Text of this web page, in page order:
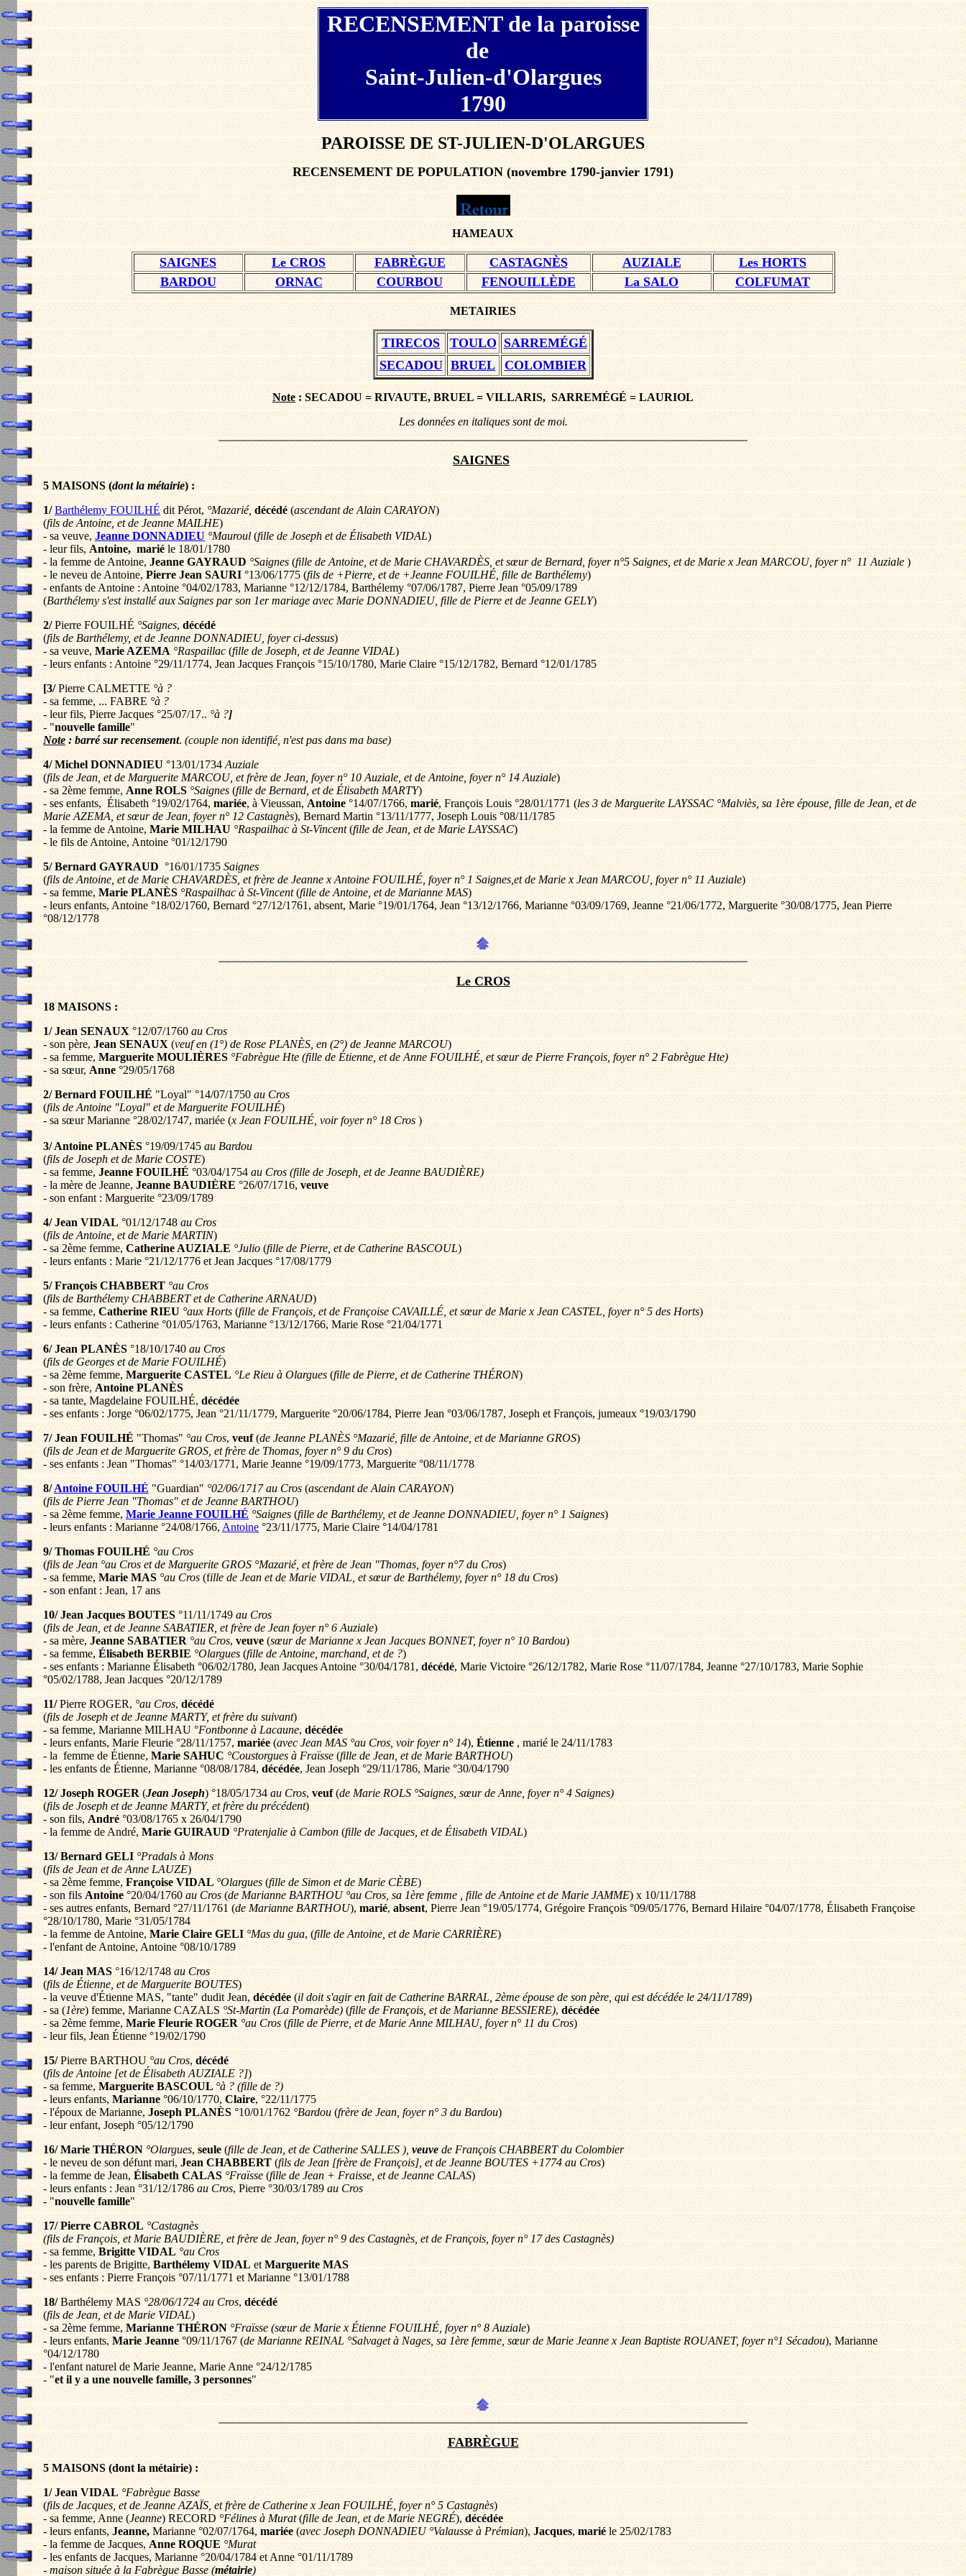
RECENSEMENT de la paroisse
de
Saint-Julien-d'Olargues
1790
PAROISSE DE ST-JULIEN-D'OLARGUES
RECENSEMENT DE POPULATION (novembre 1790-janvier 1791)
HAMEAUX
SAIGNES Le CROS FABRÈGUE CASTAGNÈS AUZIALE
Les HORTS
BARDOU
ORNAC COURBOU FENOUILLÈDE La SALO COLFUMAT
METAIRIES
TIRECOS TOULO SARREMÉGÉ
SECADOU BRUEL COLOMBIER
Note: SECADOU = RIVAUTE, BRUEL = VILLARIS, SARREMÉGÉ = LAURIOL
Les données en italiques sont de moi.
SAIGNES
5 MAISONS (dont la métairie) :
1/ Barthélemy FOUILHÉdit Pérot,°Mazarié,décédé(ascendant de Alain CARAYON)
(fils de Antoine, et de Jeanne MAILHE)
- sa veuve,Jeanne DONNADIEU °Mauroul(fille de Joseph et de Élisabeth VIDAL)
- leur fils,Antoine, mariéle 18/01/1780
- la femme de Antoine,Jeanne GAYRAUD°Saignes(fille de Antoine, et de Marie CHAVARDÈS, et sœur de Bernard, foyer n°5 Saignes, et de Marie x Jean MARCOU, foyer n° 11 Auziale)
- le neveu de Antoine,Pierre Jean SAURI°13/06/1775 (fils de +Pierre, et de +Jeanne FOUILHÉ, fille de Barthélemy)
- enfants de Antoine : Antoine °04/02/1783, Marianne °12/12/1784, Barthélemy °07/06/1787, Pierre Jean °05/09/1789
(Barthélemy s'est installé aux Saignes par son 1er mariage avec Marie DONNADIEU, fille de Pierre et de Jeanne GELY)
2/Pierre FOUILHÉ°Saignes,décédé
(fils de Barthélemy, et de Jeanne DONNADIEU, foyer ci-dessus)
- sa veuve,Marie AZEMA °Raspaillac(fille de Joseph, et de Jeanne VIDAL)
- leurs enfants : Antoine °29/11/1774, Jean Jacques François °15/10/1780, Marie Claire °15/12/1782, Bernard °12/01/1785
[3/Pierre CALMETTE°à ?
- sa femme, ... FABRE°à ?
- leur fils, Pierre Jacques °25/07/17..°à ?]
- "nouvelle famille"
Note: barré sur recensement.(couple non identifié, n'est pas dans ma base)
4/ Michel DONNADIEU°13/01/1734Auziale
(fils de Jean, et de Marguerite MARCOU, et frère de Jean, foyer n° 10 Auziale, et de Antoine, foyer n° 14 Auziale)
- sa 2ème femme,Anne ROLS°Saignes(fille de Bernard, et de Élisabeth MARTY)
- ses enfants, Élisabeth °19/02/1764,mariée, à Vieussan,Antoine°14/07/1766,marié, François Louis °28/01/1771 (les 3 de Marguerite LAYSSAC °Malviès, sa 1ère épouse, fille de Jean, et de
Marie AZEMA, et sœur de Jean, foyer n° 12 Castagnès), Bernard Martin °13/11/1777, Joseph Louis °08/11/1785
- la femme de Antoine,Marie MILHAU °Raspailhac à St-Vincent(fille de Jean, et de Marie LAYSSAC)
- le fils de Antoine, Antoine °01/12/1790
5/ Bernard GAYRAUD°16/01/1735Saignes
(fils de Antoine, et de Marie CHAVARDÈS, et frère de Jeanne x Antoine FOUILHÉ, foyer n° 1 Saignes,et de Marie x Jean MARCOU, foyer n° 11 Auziale)
- sa femme,Marie PLANÈS°Raspailhac à St-Vincent(fille de Antoine, et de Marianne MAS)
- leurs enfants, Antoine °18/02/1760, Bernard °27/12/1761, absent, Marie °19/01/1764, Jean °13/12/1766, Marianne °03/09/1769, Jeanne °21/06/1772, Marguerite °30/08/1775, Jean Pierre
°08/12/1778
Le CROS
18 MAISONS :
1/Jean SENAUX°12/07/1760au Cros
- son père,Jean SENAUX(veuf en (1°) de Rose PLANÈS, en (2°) de Jeanne MARCOU)
- sa femme,Marguerite MOULIÈRES°Fabrègue Hte (fille de Étienne, et de Anne FOUILHÉ, et sœur de Pierre François, foyer n° 2 Fabrègue Hte)
- sa sœur,Anne°29/05/1768
2/ Bernard FOUILHÉ"Loyal" °14/07/1750au Cros
(fils de Antoine "Loyal" et de Marguerite FOUILHÉ)
- sa sœur Marianne °28/02/1747, mariée (x Jean FOUILHÉ, voir foyer n° 18 Cros)
3/ Antoine PLANÈS°19/09/1745au Bardou
(fils de Joseph et de Marie COSTE)
- sa femme,Jeanne FOUILHÉ°03/04/1754au Cros (fille de Joseph, et de Jeanne BAUDIÈRE)
- la mère de Jeanne,Jeanne BAUDIÈRE°26/07/1716,veuve
- son enfant : Marguerite °23/09/1789
4/ Jean VIDAL°01/12/1748au Cros
(fils de Antoine, et de Marie MARTIN)
- sa 2ème femme,Catherine AUZIALE °Julio(fille de Pierre, et de Catherine BASCOUL)
- leurs enfants : Marie °21/12/1776 et Jean Jacques °17/08/1779
5/ François CHABBERT °au Cros
(fils de Barthélemy CHABBERT et de Catherine ARNAUD)
- sa femme,Catherine RIEU °aux Horts(fille de François, et de Françoise CAVAILLÉ, et sœur de Marie x Jean CASTEL, foyer n° 5 des Horts)
- leurs enfants : Catherine °01/05/1763, Marianne °13/12/1766, Marie Rose °21/04/1771
6/ Jean PLANÈS°18/10/1740au Cros
(fils de Georges et de Marie FOUILHÉ)
- sa 2ème femme,Marguerite CASTEL °Le Rieu à Olargues(fille de Pierre, et de Catherine THÉRON)
- son frère,Antoine PLANÈS
- sa tante, Magdelaine FOUILHÉ,décédée
- ses enfants : Jorge °06/02/1775, Jean °21/11/1779, Marguerite °20/06/1784, Pierre Jean °03/06/1787, Joseph et François, jumeaux °19/03/1790
7/ Jean FOUILHÉ"Thomas"°au Cros,veuf(de Jeanne PLANÈS °Mazarié, fille de Antoine, et de Marianne GROS)
(fils de Jean et de Marguerite GROS, et frère de Thomas, foyer n° 9 du Cros)
- ses enfants : Jean "Thomas" °14/03/1771, Marie Jeanne °19/09/1773, Marguerite °08/11/1778
8/Antoine FOUILHÉ"Guardian"°02/06/1717 au Cros(ascendant de Alain CARAYON)
(fils de Pierre Jean "Thomas" et de Jeanne BARTHOU)
- sa 2ème femme,Marie Jeanne FOUILHÉ °Saignes(fille de Barthélemy, et de Jeanne DONNADIEU, foyer n° 1 Saignes)
- leurs enfants : Marianne °24/08/1766,Antoine°23/11/1775, Marie Claire °14/04/1781
9/ Thomas FOUILHÉ °au Cros
(fils de Jean °au Cros et de Marguerite GROS °Mazarié, et frère de Jean "Thomas, foyer n°7 du Cros)
- sa femme,Marie MAS °au Cros(fille de Jean et de Marie VIDAL, et sœur de Barthélemy, foyer n° 18 du Cros)
- son enfant : Jean, 17 ans
10/ Jean Jacques BOUTES°11/11/1749au Cros
(fils de Jean, et de Jeanne SABATIER, et frère de Jean foyer n° 6 Auziale)
- sa mère,Jeanne SABATIER °au Cros,veuve(sœur de Marianne x Jean Jacques BONNET, foyer n° 10 Bardou)
- sa femme,Élisabeth BERBIE °Olargues(fille de Antoine, marchand, et de ?)
- ses enfants : Marianne Élisabeth °06/02/1780, Jean Jacques Antoine °30/04/1781,décédé, Marie Victoire °26/12/1782, Marie Rose °11/07/1784, Jeanne °27/10/1783, Marie Sophie
°05/02/1788, Jean Jacques °20/12/1789
11/Pierre ROGER,°au Cros,décédé
(fils de Joseph et de Jeanne MARTY, et frère du suivant)
- sa femme, Marianne MILHAU °Fontbonne à Lacaune,décédée
-leurs enfants, Marie Fleurie °28/11/1757,mariée(avec Jean MAS °au Cros, voir foyer n° 14),Étienne, marié le 24/11/1783
- la femme de Étienne,Marie SAHUC°Coustorgues à Fraïsse(fille de Jean, et de Marie BARTHOU)
- les enfants de Étienne, Marianne °08/08/1784,décédée, Jean Joseph °29/11/1786, Marie °30/04/1790
12/ Joseph ROGER(Jean Joseph) °18/05/1734au Cros,veuf(de Marie ROLS °Saignes, sœur de Anne, foyer n° 4 Saignes)
(fils de Joseph et de Jeanne MARTY, et frère du précédent)
- son fils,André°03/08/1765 x 26/04/1790
- la femme de André,Marie GUIRAUD°Pratenjalie à Cambon(fille de Jacques, et de Élisabeth VIDAL)
13/ Bernard GELI °Pradals à Mons
(fils de Jean et de Anne LAUZE)
- sa 2ème femme,Françoise VIDAL°Olargues(fille de Simon et de Marie CÈBE)
- son filsAntoine°20/04/1760au Cros(de Marianne BARTHOU °au Cros, sa 1ère femme , fille de Antoine et de Marie JAMME) x 10/11/1788
- ses autres enfants, Bernard °27/11/1761 (de Marianne BARTHOU),marié,absent, Pierre Jean °19/05/1774, Grégoire François °09/05/1776, Bernard Hilaire °04/07/1778, Élisabeth Françoise
°28/10/1780, Marie °31/05/1784
- la femme de Antoine,Marie Claire GELI °Mas du gua, (fille de Antoine, et de Marie CARRIÈRE)
- l'enfant de Antoine, Antoine °08/10/1789
14/ Jean MAS°16/12/1748au Cros
(fils de Étienne, et de Marguerite BOUTES)
- la veuve d'Étienne MAS, "tante" dudit Jean,décédée(il doit s'agir en fait de Catherine BARRAL, 2ème épouse de son père, qui est décédée le 24/11/1789)
- sa (1ère) femme, Marianne CAZALS°St-Martin (La Pomarède)(fille de François, et de Marianne BESSIERE),décédée
- sa 2ème femme,Marie Fleurie ROGER°au Cros(fille de Pierre, et de Marie Anne MILHAU, foyer n° 11 du Cros)
- leur fils, Jean Étienne °19/02/1790
15/Pierre BARTHOU°au Cros,décédé
(fils de Antoine [et de Élisabeth AUZIALE ?])
- sa femme,Marguerite BASCOUL°à ? (fille de ?)
- leurs enfants,Marianne°06/10/1770,Claire, °22/11/1775
- l'époux de Marianne,Joseph PLANÈS°10/01/1762°Bardou(frère de Jean, foyer n° 3 du Bardou)
- leur enfant, Joseph °05/12/1790
16/ Marie THÉRON °Olargues,seule(fille de Jean, et de Catherine SALLES ),veuvede François CHABBERT du Colombier
- le neveu de son défunt mari,Jean CHABBERT(fils de Jean [frère de François], et de Jeanne BOUTES +1774 au Cros)
- la femme de Jean,Élisabeth CALAS °Fraïsse(fille de Jean + Fraisse, et de Jeanne CALAS)
- leurs enfants : Jean °31/12/1786au Cros, Pierre °30/03/1789au Cros
- "nouvelle famille"
17/ Pierre CABROL°Castagnès
(fils de François, et Marie BAUDIÈRE, et frère de Jean, foyer n° 9 des Castagnès, et de François, foyer n° 17 des Castagnès)
- sa femme,Brigitte VIDAL °au Cros
- les parents de Brigitte,Barthélemy VIDALetMarguerite MAS
- ses enfants : Pierre François °07/11/1771 et Marianne °13/01/1788
18/Barthélemy MAS°28/06/1724 au Cros,décédé
(fils de Jean, et de Marie VIDAL)
- sa 2ème femme,Marianne THÉRON°Fraïsse (sœur de Marie x Étienne FOUILHÉ, foyer n° 8 Auziale)
- leurs enfants,Marie Jeanne°09/11/1767 (de Marianne REINAL °Salvaget à Nages, sa 1ère femme, sœur de Marie Jeanne x Jean Baptiste ROUANET, foyer n°1 Sécadou), Marianne
°04/12/1780
- l'enfant naturel de Marie Jeanne, Marie Anne °24/12/1785
- "et il y a une nouvelle famille, 3 personnes"
FABRÈGUE
5 MAISONS (dont la métairie) :
1/ Jean VIDAL °Fabrègue Basse
(fils de Jacques, et de Jeanne AZAÏS, et frère de Catherine x Jean FOUILHÉ, foyer n° 5 Castagnès)
- sa femme, Anne (Jeanne) RECORD°Félines à Murat(fille de Jean, et de Marie NEGRÉ),décédée
- leurs enfants,Jeanne,Marianne °02/07/1764,mariée(avec Joseph DONNADIEU °Valausse à Prémian),Jacques,mariéle 25/02/1783
- la femme de Jacques,Anne ROQUE °Murat
- les enfants de Jacques, Marianne °20/04/1784 et Anne °01/11/1789
-maison située à la Fabrègue Basse (métairie)